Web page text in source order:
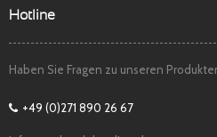
Hotline
Haben Sie Fragen zu unseren
+49 (0)271 890 26 67